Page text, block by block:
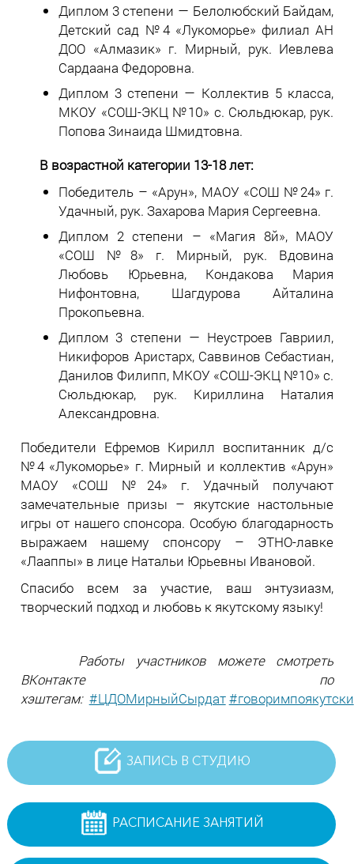
Диплом 3 степени — Белолюбский Байдам,
Детский сад №4 «Лукоморье» филиал АН
ДОО «Алмазик» г. Мирный, рук. Иевлева
Сардаана Федоровна.
Диплом 3 степени — Коллектив 5 класса,
МКОУ «СОШ-ЭКЦ №10» с. Сюльдюкар, рук.
Попова Зинаида Шмидтовна.
В возрастной категории 13-18 лет:
Победитель – «Арун», МАОУ «СОШ №24» г.
Удачный, рук. Захарова Мария Сергеевна.
Диплом 2 степени – «Магия 8й», МАОУ
«СОШ №8» г. Мирный, рук. Вдовина
Любовь Юрьевна, Кондакова Мария
Нифонтовна, Шагдурова Айталина
Прокопьевна.
Диплом 3 степени — Неустроев Гавриил,
Никифоров Аристарх, Саввинов Себастиан,
Данилов Филипп, МКОУ «СОШ-ЭКЦ №10» с.
Сюльдюкар, рук. Кириллина Наталия
Александровна.
Победители Ефремов Кирилл воспитанник д/с
№4 «Лукоморье» г. Мирный и коллектив «Арун»
МАОУ «СОШ №24» г. Удачный получают
замечательные призы – якутские настольные
игры от нашего спонсора. Особую благодарность
выражаем нашему спонсору – ЭТНО-лавке
«Лааппы» в лице Натальи Юрьевны Ивановой.
Спасибо всем за участие, ваш энтузиазм,
творческий подход и любовь к якутскому языку!
Работы участников можете смотреть
ВКонтакте по
хэштегам: #ЦДОМирныйСырдат#говоримпоякутски
ЗАПИСЬ В СТУДИЮ
РАСПИСАНИЕ ЗАНЯТИЙ